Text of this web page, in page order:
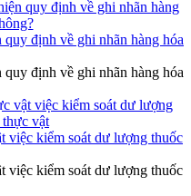
định về ghi nhãn hàng hóa
định về ghi nhãn hàng hóa
việc kiểm soát dư lượng thuốc
việc kiểm soát dư lượng thuốc